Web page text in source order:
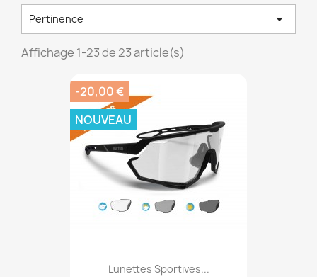
Pertinence 
Affichage 1-23 de 23 article(s)
Lunettes Sportives...
-20,00 €
NOUVEAU